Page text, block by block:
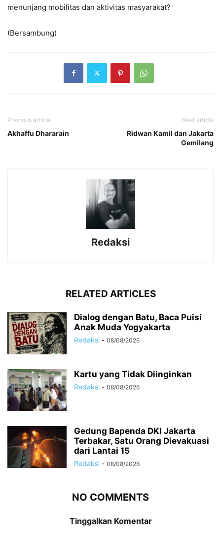
menunjang mobilitas dan aktivitas masyarakat?
(Bersambung)
Previous article
Akhaffu Dhararain
Next article
Ridwan Kamil dan Jakarta
Gemilang
Redaksi
RELATED ARTICLES
Dialog dengan Batu, Baca Puisi
Anak Muda Yogyakarta
Redaksi - 08/08/2026
Kartu yang Tidak Diinginkan
Redaksi - 08/08/2026
Gedung Bapenda DKI Jakarta
Terbakar, Satu Orang Dievakuasi
dari Lantai 15
Redaksi - 08/08/2026
NO COMMENTS
Tinggalkan Komentar